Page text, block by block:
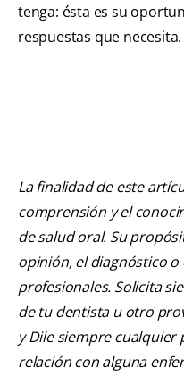
tenga: ésta es su
respuestas que necesita.
La finalidad de este
comprensión y el
de salud oral. Su
opinión, el diagnóstico
profesionales. Solicita
de tu dentista u otro
y Dile siempre
relación con alguna